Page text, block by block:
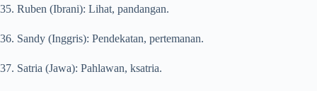
35. Ruben (Ibrani): Lihat, pandangan.
36. Sandy (Inggris): Pendekatan, pertemanan.
37. Satria (Jawa): Pahlawan, ksatria.